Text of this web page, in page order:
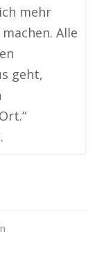
mehr
Alle
geht,